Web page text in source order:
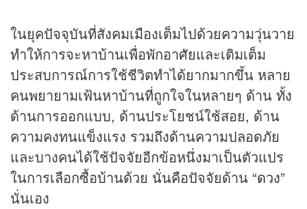
ในยุคปัจจุบันที่สังคมเมืองเต็มไปด้วยความวุ่นวาย
ทำให้การจะหาบ้านเพื่อพักอาศัยและเติมเต็ม
ประสบการณ์การใช้ชีวิตทำได้ยากมากขึ้น หลาย
คนพยายามเฟ้นหาบ้านที่ถูกใจในหลายๆ ด้าน ทั้ง
ด้านการออกแบบ, ด้านประโยชน์ใช้สอย, ด้าน
ความคงทนแข็งแรง รวมถึงด้านความปลอดภัย
และบางคนได้ใช้ปัจจัยอีกข้อหนึ่งมาเป็นตัวแปร
ในการเลือกซื้อบ้านด้วย นั่นคือปัจจัยด้าน “ดวง”
นั่นเอง